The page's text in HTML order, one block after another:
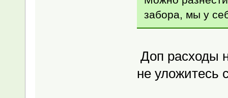
забора, мы у
Доп расходы
не уложитесь